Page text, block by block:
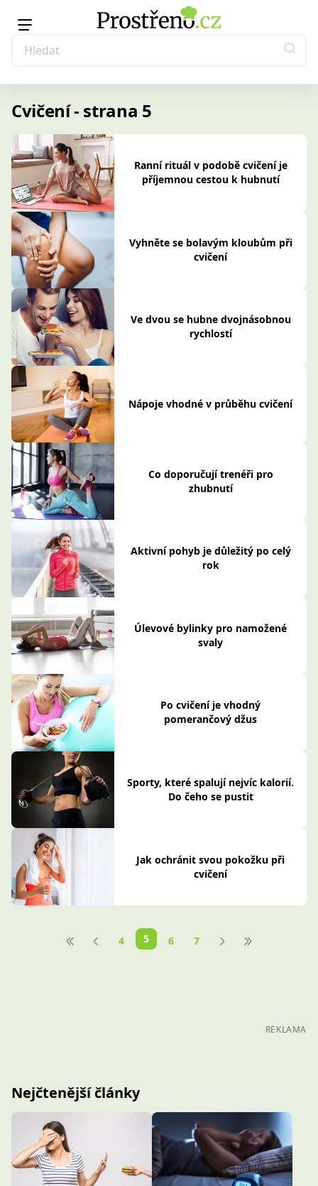
Cvičení - strana 5
Ranní rituál v podobě cvičení je
příjemnou cestou k hubnutí
Vyhněte se bolavým kloubům při
cvičení
Ve dvou se hubne dvojnásobnou
rychlostí
Nápoje vhodné v průběhu cvičení
Co doporučují trenéři pro
zhubnutí
Aktivní pohyb je důležitý po celý
rok
Úlevové bylinky pro namožené
svaly
Po cvičení je vhodný
pomerančový džus
Sporty, které spalují nejvíc kalorií.
Do čeho se pustit
Jak ochránit svou pokožku při
cvičení
4 5 6 7
REKLAMA
Nejčtenější články